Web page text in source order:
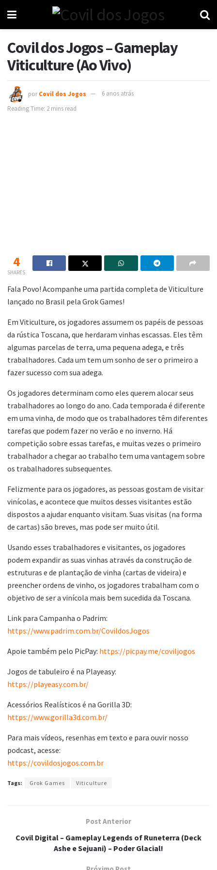
Covil dos Jogos – Gameplay
Viticulture (Ao Vivo)
por Covil dos Jogos
6 anos atrás
Reading Time: 2 mins read
4
SHARES
Fala Povo! Acompanhe uma partida completa de Viticulture
lançado no Brasil pela Grok Games!
Em Viticulture, os jogadores assumem os papéis de pessoas
da rústica Toscana, que herdaram vinhas escassas. Eles têm
algumas parcelas de terra, uma pequena adega, e três
trabalhadores. Cada um tem um sonho de ser o primeiro a
fazer sucesso com sua adega.
Os jogadores determinam como eles querem alocar seus
trabalhadores ao longo do ano. Cada temporada é diferente
em uma vinha, de modo que os trabalhadores têm diferentes
tarefas que podem fazer no verão e no inverno. Há
competição sobre essas tarefas, e muitas vezes o primeiro
trabalhador a chegar ao trabalho tem uma vantagem sobre
os trabalhadores subsequentes.
Felizmente para os jogadores, as pessoas gostam de visitar
vinícolas, e acontece que muitos desses visitantes estão
dispostos a ajudar enquanto visitam. Suas visitas (na forma
de cartas) são breves, mas pode ser muito útil.
Usando esses trabalhadores e visitantes, os jogadores
podem expandir as suas vinhas através da construção de
estruturas e de plantação de vinha (cartas de videira) e
preencher ordens de vinho, os jogadores trabalham com o
objetivo de ser a vinícola mais bem sucedida da Toscana.
Link para Campanha o Padrim:
https://www.padrim.com.br/CovildosJogos
Apoie também pelo PicPay: https://picpay.me/coviljogos
Jogos de tabuleiro é na Playeasy:
https://playeasy.com.br/
Acessórios Realísticos é na Gorilla 3D:
https://www.gorilla3d.com.br/
Para mais vídeos, resenhas em texto e para ouvir nosso
podcast, acesse:
https://covildosjogos.com.br
Tags: Grok Games Viticulture
Post Anterior
Covil Digital – Gameplay Legends of Runeterra (Deck
Ashe e Sejuani) – Poder Glacial!